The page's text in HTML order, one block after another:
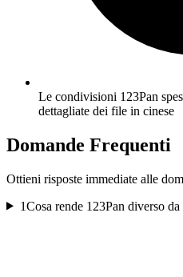
Le condivisioni 123Pan
dettagliate dei file in cinese
Domande Frequenti
Ottieni risposte immediate alle
1Cosa rende 123Pan diverso